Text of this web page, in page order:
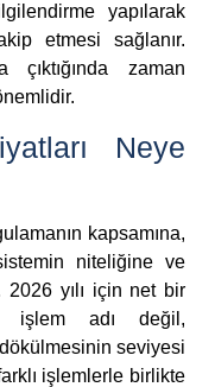
yapılarak
etmesi sağlanır.
zaman
Neye
kapsamına,
niteliğine ve
2026 yılı için net bir
işlem adı değil,
seviyesi
işlemlerle birlikte